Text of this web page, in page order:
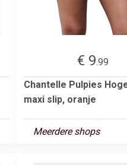
€ 9.99
Chantelle Pulpies
maxi slip, oranje
Meerdere shops